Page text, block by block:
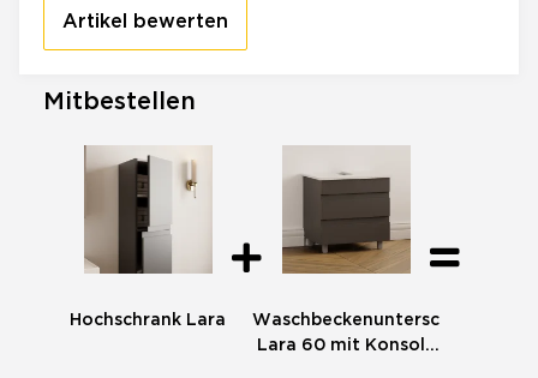
Artikel bewerten
Mitbestellen
Hochschrank Lara
Waschbeckenunterschrank
Lara 60 mit Konsole